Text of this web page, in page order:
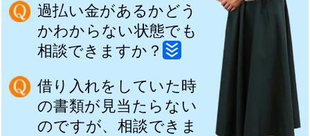
過払い金があるかどう
かわからない状態でも
相談できますか？
借り入れをしていた時
の書類が見当たらない
のですが、相談できま